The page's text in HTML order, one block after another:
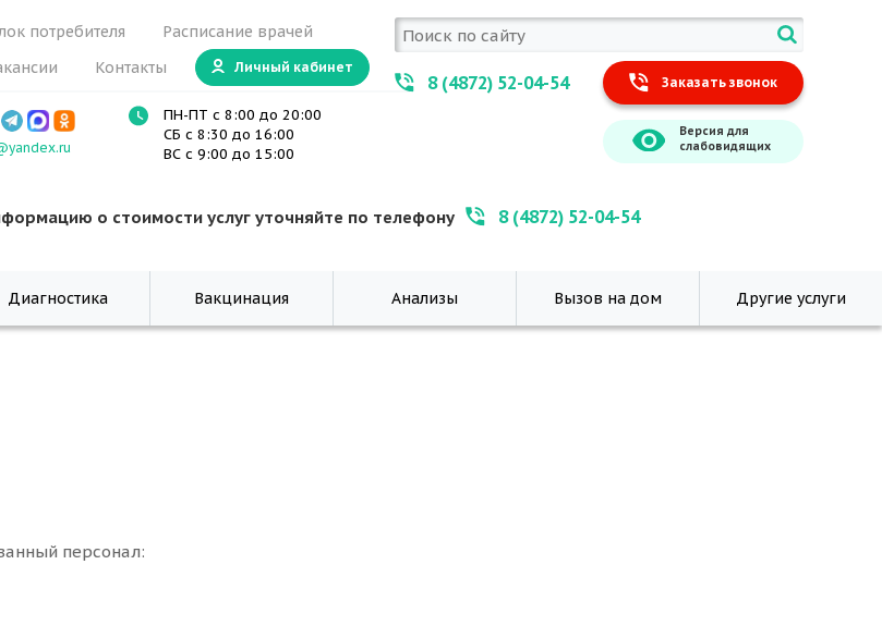
потребителя
Расписание врачей
Контакты Личный кабинет
ПН-ПТ с 8:00 до 20:00
СБ с 8:30 до 16:00
ВС с 9:00 до 15:00
8 (4872) 52-04-54 Заказать звонок
Версия для
слабовидящих
о стоимости услуг уточняйте по телефону 8 (4872) 52-04-54
Диагностика Вакцинация Анализы Вызов на дом Другие услуги
персонал: